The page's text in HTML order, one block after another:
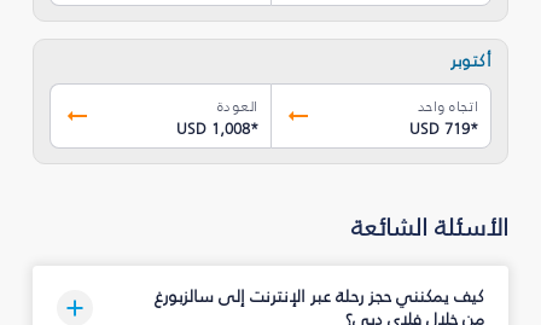
أكتوبر
اتجاه واحد
USD 719*
العودة
USD 1,008*
الأسئلة الشائعة
كيف يمكنني حجز رحلة عبر الإنترنت إلى سالزبورغ
من خلال فلاي دبي؟